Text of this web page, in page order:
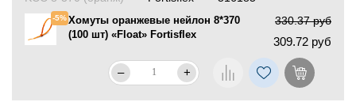
-5%Хомуты оранжевые нейлон 8*370
(100 шт) «Float» Fortisflex
330.37 руб
309.72 руб
– +